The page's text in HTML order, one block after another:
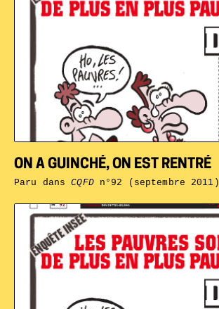
ON A GUINCHÉ, ON EST RENTRÉ
Paru dansCQFDn°92 (septembre 2011)